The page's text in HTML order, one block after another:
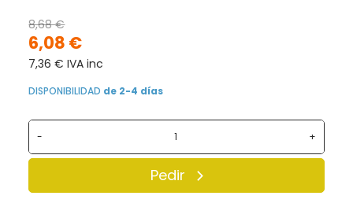
6,08 €
8,68 €
7,36 € IVA inc
DISPONIBILIDAD de 2-4 días
- +
Pedir